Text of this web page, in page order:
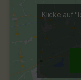
Klicke auf